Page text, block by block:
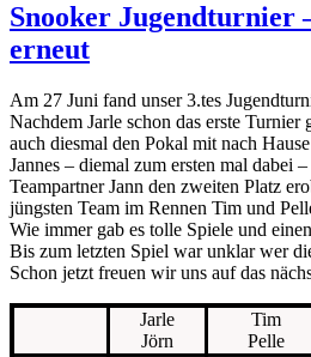
Snooker Jugendturnier
erneut
Am 27 Juni fand unser 3.tes
Nachdem Jarle schon das erste Turnier
auch diesmal den Pokal mit nach
Jannes – diemal zum ersten mal dabei
Teampartner Jann den zweiten Platz
jüngsten Team im Rennen Tim und
Wie immer gab es tolle Spiele und
Bis zum letzten Spiel war unklar wer
Schon jetzt freuen wir uns auf das
Jarle
Jörn
Tim
Pelle